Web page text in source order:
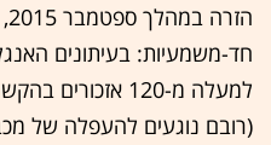
חד-משמעיות: בעיתונים
למעלה מ-120
(רובם נוגעים להעפלה של